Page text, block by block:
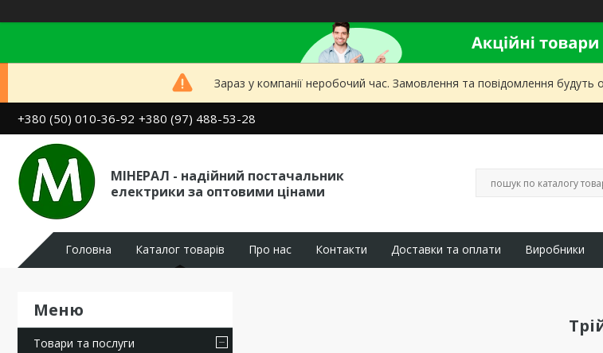
Зараз у компанії неробочий час. Замовлення та повідомлення
+380 (50) 010-36-92 +380 (97) 488-53-28
МІНЕРАЛ - надійний постачальник
електрики за оптовими цінами
Головна Каталог товарів Про нас Контакти Доставки та оплати Виробники
Товари та послуги